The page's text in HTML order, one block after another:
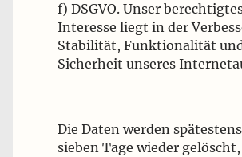
f) DSGVO. Unser
Interesse liegt in der
Stabilität, Funktionalität
Sicherheit unseres
Die Daten werden
sieben Tage wieder